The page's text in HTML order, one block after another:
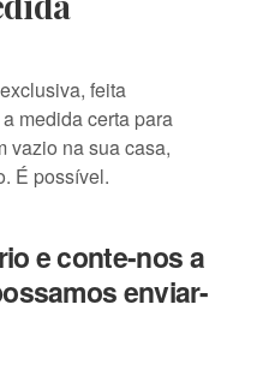
feita
medida certa para
vazio na sua casa,
É possível.
e conte-nos a
enviar-